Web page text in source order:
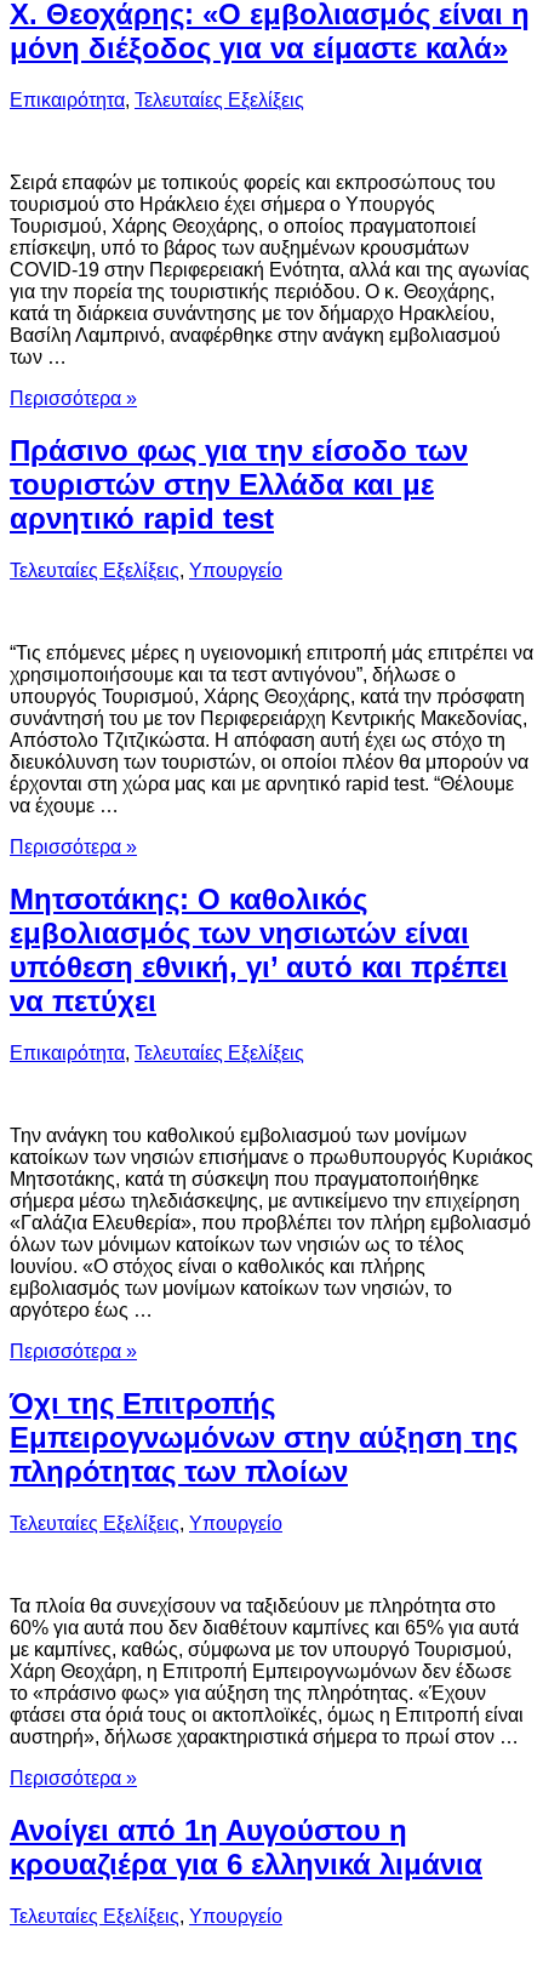
Χ. Θεοχάρης: «Ο εμβολιασμός είναι η
μόνη διέξοδος για να είμαστε καλά»
Επικαιρότητα, Τελευταίες Εξελίξεις
Σειρά επαφών με τοπικούς φορείς και εκπροσώπους του
τουρισμού στο Ηράκλειο έχει σήμερα ο Yπουργός
Τουρισμού, Χάρης Θεοχάρης, ο οποίος πραγματοποιεί
επίσκεψη, υπό το βάρος των αυξημένων κρουσμάτων
COVID-19 στην Περιφερειακή Ενότητα, αλλά και της αγωνίας
για την πορεία της τουριστικής περιόδου. Ο κ. Θεοχάρης,
κατά τη διάρκεια συνάντησης με τον δήμαρχο Ηρακλείου,
Βασίλη Λαμπρινό, αναφέρθηκε στην ανάγκη εμβολιασμού
των …
Περισσότερα »
Πράσινο φως για την είσοδο των
τουριστών στην Ελλάδα και με
αρνητικό rapid test
Τελευταίες Εξελίξεις, Υπουργείο
“Τις επόμενες μέρες η υγειονομική επιτροπή μάς επιτρέπει να
χρησιμοποιήσουμε και τα τεστ αντιγόνου”, δήλωσε ο
υπουργός Τουρισμού, Χάρης Θεοχάρης, κατά την πρόσφατη
συνάντησή του με τον Περιφερειάρχη Κεντρικής Μακεδονίας,
Απόστολο Τζιτζικώστα. Η απόφαση αυτή έχει ως στόχο τη
διευκόλυνση των τουριστών, οι οποίοι πλέον θα μπορούν να
έρχονται στη χώρα μας και με αρνητικό rapid test. “Θέλουμε
να έχουμε …
Περισσότερα »
Μητσοτάκης: Ο καθολικός
εμβολιασμός των νησιωτών είναι
υπόθεση εθνική, γι’ αυτό και πρέπει
να πετύχει
Επικαιρότητα, Τελευταίες Εξελίξεις
Την ανάγκη του καθολικού εμβολιασμού των μονίμων
κατοίκων των νησιών επισήμανε ο πρωθυπουργός Κυριάκος
Μητσοτάκης, κατά τη σύσκεψη που πραγματοποιήθηκε
σήμερα μέσω τηλεδιάσκεψης, με αντικείμενο την επιχείρηση
«Γαλάζια Ελευθερία», που προβλέπει τον πλήρη εμβολιασμό
όλων των μόνιμων κατοίκων των νησιών ως το τέλος
Ιουνίου. «Ο στόχος είναι ο καθολικός και πλήρης
εμβολιασμός των μονίμων κατοίκων των νησιών, το
αργότερο έως …
Περισσότερα »
Όχι της Επιτροπής
Εμπειρογνωμόνων στην αύξηση της
πληρότητας των πλοίων
Τελευταίες Εξελίξεις, Υπουργείο
Τα πλοία θα συνεχίσουν να ταξιδεύουν με πληρότητα στο
60% για αυτά που δεν διαθέτουν καμπίνες και 65% για αυτά
με καμπίνες, καθώς, σύμφωνα με τον υπουργό Τουρισμού,
Χάρη Θεοχάρη, η Επιτροπή Εμπειρογνωμόνων δεν έδωσε
το «πράσινο φως» για αύξηση της πληρότητας. «Έχουν
φτάσει στα όριά τους οι ακτοπλοϊκές, όμως η Επιτροπή είναι
αυστηρή», δήλωσε χαρακτηριστικά σήμερα το πρωί στον …
Περισσότερα »
Ανοίγει από 1η Αυγούστου η
κρουαζιέρα για 6 ελληνικά λιμάνια
Τελευταίες Εξελίξεις, Υπουργείο